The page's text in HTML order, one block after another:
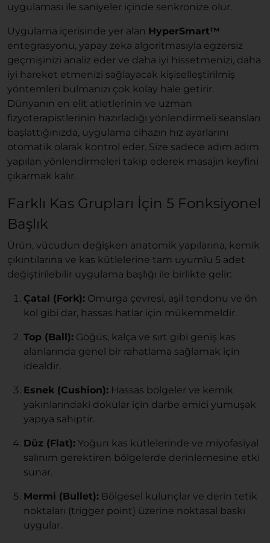
uygulaması ile saniyeler içinde senkronize olur.
Uygulama içerisinde yer alan HyperSmart™
entegrasyonu, yapay zeka algoritmasıyla egzersiz
geçmişinizi analiz eder ve daha iyi hissetmenizi, daha
iyi hareket etmenizi sağlayacak kişiselleştirilmiş
yöntemleri bulmanızı çok kolay hale getirir.
Dünyanın en elit atletlerinin ve uzman
fizyoterapistlerinin hazırladığı yönlendirmeli seansları
başlattığınızda, uygulama cihazın hız ayarlarını
otomatik olarak kontrol eder. Size sadece adım adım
yapılan yönlendirmeleri takip ederek masajın keyfini
çıkarmak kalır.
Farklı Kas Grupları İçin 5 Fonksiyonel
Başlık
Ürün, vücudun değişken anatomik yapılarına, kemik
çıkıntılarına ve kas kütlelerine tam uyumlu 5 adet
değiştirilebilir uygulama başlığı ile birlikte gelir:
Çatal (Fork): Omurga çevresi, aşil tendonu ve ön
kol gibi dar, hassas hatlar için mükemmeldir.
Top (Ball): Göğüs, kalça ve sırt gibi geniş kas
alanlarında genel bir rahatlama sağlamak için
idealdir.
Esnek (Cushion): Hassas bölgeler ve kemik
yakınlarındaki dokular için darbe emici yumuşak
yapıya sahiptir.
Düz (Flat): Yoğun kas kütlelerinde ve miyofasiyal
salınım gerektiren bölgelerde derinlemesine etki
sunar.
Mermi (Bullet): Bölgesel kulunçlar ve derin tetik
noktaları (trigger point) üzerine noktasal baskı
uygular.